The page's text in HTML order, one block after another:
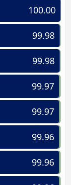
100.00
99.98
99.98
99.97
99.97
99.96
99.96